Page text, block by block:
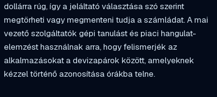
dollárra rúg, így a jeláltató választása szó szerint
megtörheti vagy megmenteni tudja a számládat. A mai
vezető szolgáltatók gépi tanulást és piaci hangulat-
elemzést használnak arra, hogy felismerjék az
alkalmazásokat a devizapárok között, amelyeknek
kézzel történő azonosítása órákba telne.